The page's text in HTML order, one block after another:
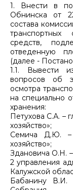
1. Внести в
Обнинска от
состава
средств,
отведенную
(далее -
1.1. Вывести
вопросов об
осмотра
на специально
хранения:
Петухова С.А. –
хозяйство»;
Семича Д.Ю. –
хозяйство»;
Здановича О.Н.
2 управления
Калужской
Бабанину В.И.